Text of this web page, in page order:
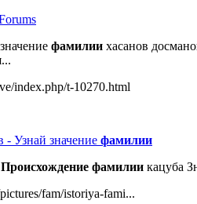
значение фамилии хасанов
index.php/t-10270.html
- Узнай значение фамилии
Происхождение фамилии кацуба
fam/istoriya-fami...